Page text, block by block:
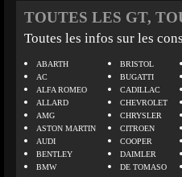
TOUTES LES GT,
Toutes les infos sur les
ABARTH
AC
ALFA ROMEO
ALLARD
AMG
ASTON MARTIN
AUDI
BENTLEY
BMW
BRISTOL
BUGATTI
CADILLAC
CHEVROLET
CHRYSLER
CITROEN
COOPER
DAIMLER
DE TOMASO